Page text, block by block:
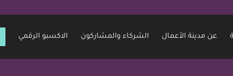
عن مدينة الأعمال الشركاء والمشاركون الاكسبو الرقمي